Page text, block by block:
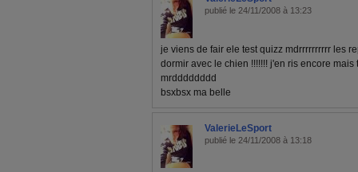
publié le 24/11/2008 à 13:23
je viens de fair ele test quizz mdrrrrrrrrrr les
dormir avec le chien !!!!!!! j'en ris encore mais
mrdddddddd
bsxbsx ma belle
ValerieLeSport
publié le 24/11/2008 à 13:18